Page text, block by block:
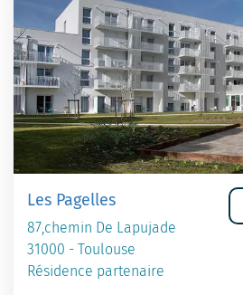
Les Pagelles
87,chemin De Lapujade
31000 - Toulouse
Résidence partenaire